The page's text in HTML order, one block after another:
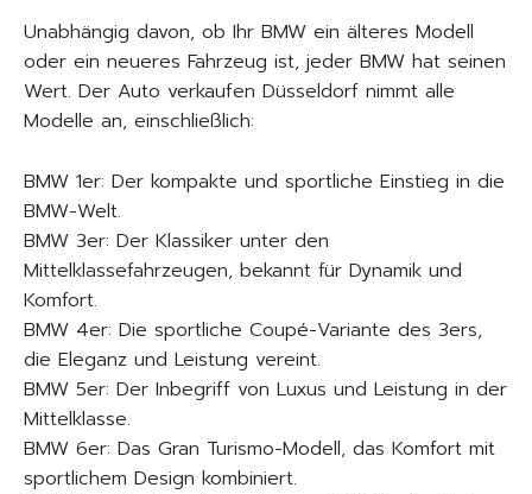
Unabhängig davon, ob Ihr BMW ein älteres Modell
oder ein neueres Fahrzeug ist, jeder BMW hat seinen
Wert. Der Auto verkaufen Düsseldorf nimmt alle
Modelle an, einschließlich:
BMW 1er: Der kompakte und sportliche Einstieg in die
BMW-Welt.
BMW 3er: Der Klassiker unter den
Mittelklassefahrzeugen, bekannt für Dynamik und
Komfort.
BMW 4er: Die sportliche Coupé-Variante des 3ers,
die Eleganz und Leistung vereint.
BMW 5er: Der Inbegriff von Luxus und Leistung in der
Mittelklasse.
BMW 6er: Das Gran Turismo-Modell, das Komfort mit
sportlichem Design kombiniert.